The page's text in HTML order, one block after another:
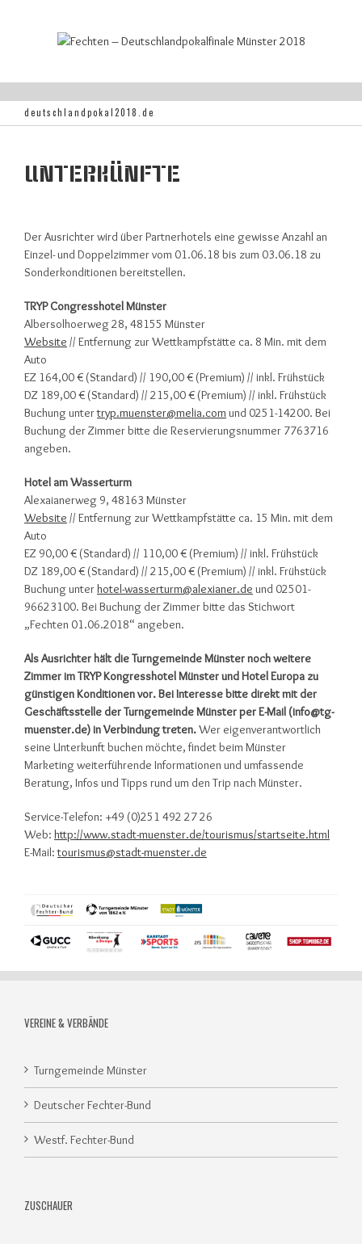
deutschlandpokal2018.de
UNTERKÜNFTE
Der Ausrichter wird über Partnerhotels eine gewisse Anzahl an
Einzel- und Doppelzimmer vom 01.06.18 bis zum 03.06.18 zu
Sonderkonditionen bereitstellen.
TRYP Congresshotel Münster
Albersolhoerweg 28, 48155 Münster
Website // Entfernung zur Wettkampfstätte ca. 8 Min. mit dem
Auto
EZ 164,00 € (Standard) // 190,00 € (Premium) // inkl. Frühstück
DZ 189,00 € (Standard) // 215,00 € (Premium) // inkl. Frühstück
Buchung untertryp.muenster@melia.com und 0251-14200. Bei
Buchung der Zimmer bitte die Reservierungsnummer 7763716
angeben.
Hotel am Wasserturm
Alexaianerweg 9, 48163 Münster
Website // Entfernung zur Wettkampfstätte ca. 15 Min. mit dem
Auto
EZ 90,00 € (Standard) // 110,00 € (Premium) // inkl. Frühstück
DZ 189,00 € (Standard) // 215,00 € (Premium) // inkl. Frühstück
Buchung unterhotel-wasserturm@alexianer.de und 02501-
96623100. Bei Buchung der Zimmer bitte das Stichwort
„Fechten 01.06.2018“ angeben.
Als Ausrichter hält die Turngemeinde Münster noch weitere
Zimmer im TRYP Kongresshotel Münster und Hotel Europa zu
günstigen Konditionen vor. Bei Interesse bitte direkt mit der
Geschäftsstelle der Turngemeinde Münster per E-Mail (info@tg-
muenster.de) in Verbindung treten.Wer eigenverantwortlich
seine Unterkunft buchen möchte, findet beim Münster
Marketing weiterführende Informationen und umfassende
Beratung, Infos und Tipps rund um den Trip nach Münster.
Service-Telefon: +49 (0)251 492 27 26
Web: http://www.stadt-muenster.de/tourismus/startseite.html
E-Mail:tourismus@stadt-muenster.de
VEREINE & VERBÄNDE
Turngemeinde Münster
Deutscher Fechter-Bund
Westf. Fechter-Bund
ZUSCHAUER